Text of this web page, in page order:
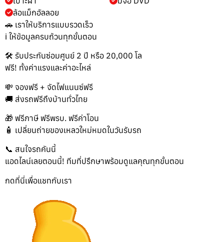
ล้อแม็กอัลลอย
🚗 เราให้บริการแบบรวดเร็ว
ℹ️ ให้ข้อมูลครบถ้วนทุกขั้นตอน
🛠️ รับประกันซ่อมศูนย์ 2 ปี หรือ 20,000 โล
ฟรี! ทั้งค่าแรงและค่าอะไหล่
💸 จองฟรี + จัดไฟแนนซ์ฟรี
🚚 ส่งรถฟรีถึงบ้านทั่วไทย
🎁 ฟรีภาษี ฟรีพรบ. ฟรีค่าโอน
🧴 เปลี่ยนถ่ายของเหลวใหม่หมดในวันรับรถ
📞 สนใจรถคันนี้
แอดไลน์เลยตอนนี้! ทีมที่ปรึกษาพร้อมดูแลคุณทุกขั้นตอน
กดที่นี่เพื่อแชทกับเรา